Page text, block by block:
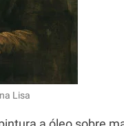
Lisa